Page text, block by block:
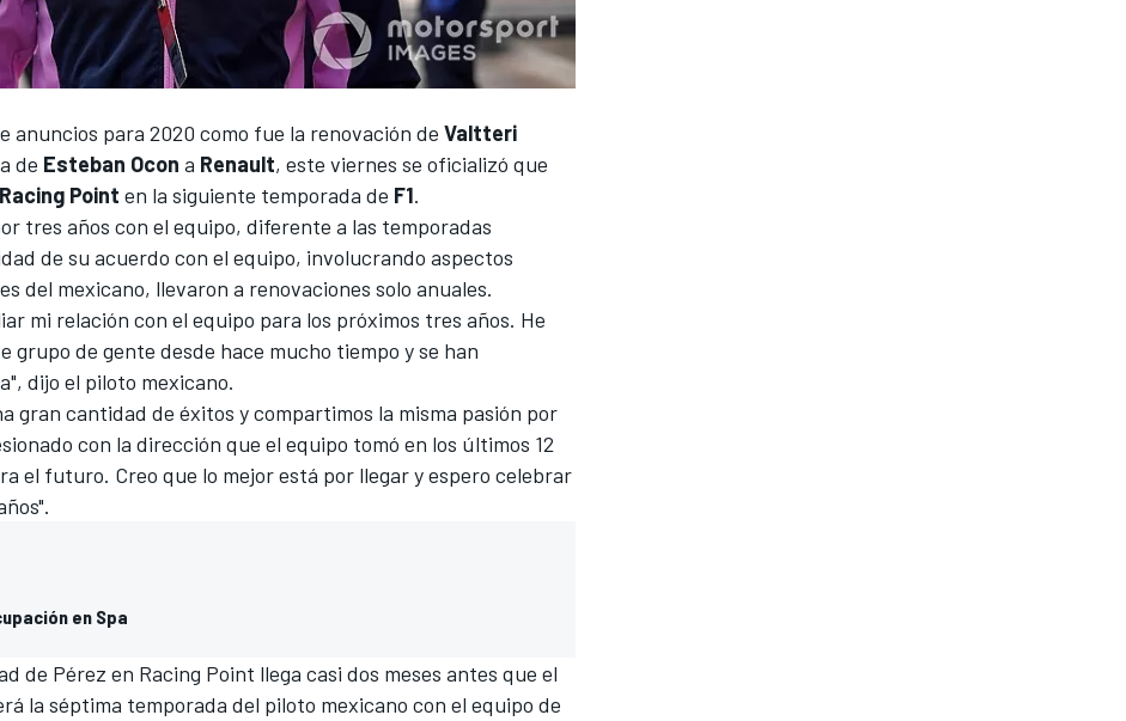
anuncios para 2020 como fue la renovación de Valtteri
de Esteban Ocon a Renault, este viernes se oficializó que
Racing Point en la siguiente temporada de F1.
tres años con el equipo, diferente a las temporadas
de su acuerdo con el equipo, involucrando aspectos
del mexicano, llevaron a renovaciones solo anuales.
mi relación con el equipo para los próximos tres años. He
de gente desde hace mucho tiempo y se han
dijo el piloto mexicano.
gran cantidad de éxitos y compartimos la misma pasión por
con la dirección que el equipo tomó en los últimos 12
el futuro. Creo que lo mejor está por llegar y espero celebrar
en Spa
de Pérez en Racing Point llega casi dos meses antes que el
la séptima temporada del piloto mexicano con el equipo de